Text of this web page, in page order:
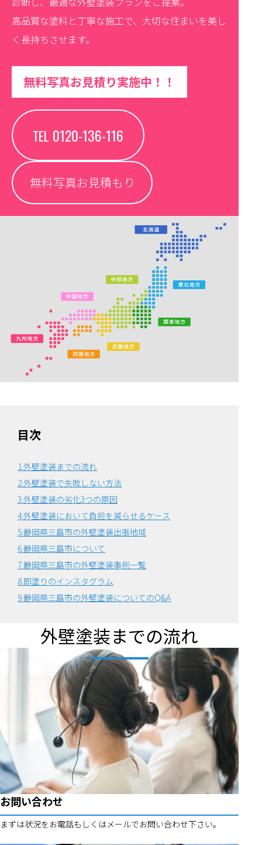
高品質な塗料と丁寧な施工で、大切な住まいを美し
く長持ちさせます。
無料写真お見積り実施中！！
TEL 0120-136-116
無料写真お見積もり
目次
1.外壁塗装までの流れ
2.外壁塗装で失敗しない方法
3.外壁塗装の劣化3つの原因
4.外壁塗装において負担を減らせるケース
5.静岡県三島市の外壁塗装出張地域
6.静岡県三島市について
7.静岡県三島市の外壁塗装事例一覧
8.即塗りのインスタグラム
9.静岡県三島市の外壁塗装についてのQ&A
外壁塗装までの流れ
お問い合わせ
まずは状況をお電話もしくはメールでお問い合わせ下さい。